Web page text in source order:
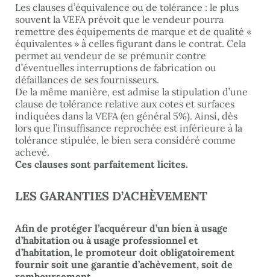
Les clauses d’équivalence ou de tolérance : le plus
souvent la VEFA prévoit que le vendeur pourra
remettre des équipements de marque et de qualité «
équivalentes » à celles figurant dans le contrat. Cela
permet au vendeur de se prémunir contre
d’éventuelles interruptions de fabrication ou
défaillances de ses fournisseurs.
De la même manière, est admise la stipulation d’une
clause de tolérance relative aux cotes et surfaces
indiquées dans la VEFA (en général 5%). Ainsi, dès
lors que l’insuffisance reprochée est inférieure à la
tolérance stipulée, le bien sera considéré comme
achevé.
Ces clauses sont parfaitement licites.
LES GARANTIES D’ACHÈVEMENT
Afin de protéger l’acquéreur d’un bien à usage
d’habitation ou à usage professionnel et
d’habitation, le promoteur doit obligatoirement
fournir soit une garantie d’achèvement, soit de